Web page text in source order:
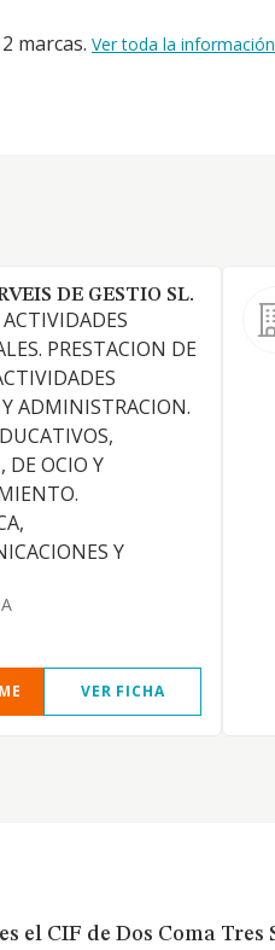
marcas. Ver toda la
DE GESTIO SL.
PRESTACION DE
ADMINISTRACION.
DE OCIO Y
Y
VER FICHA
el CIF de Dos Coma